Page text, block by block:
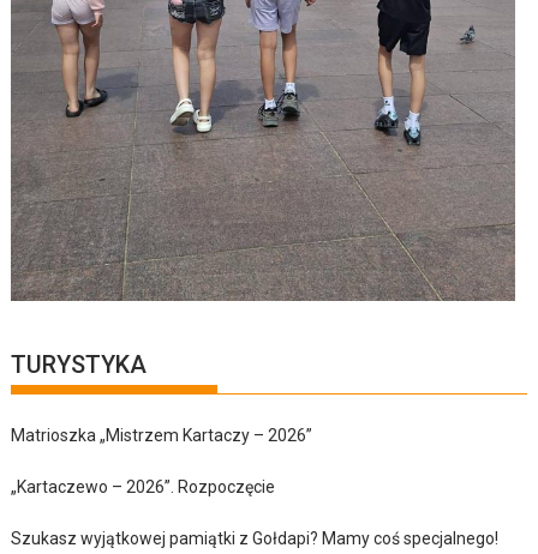
TURYSTYKA
Matrioszka „Mistrzem Kartaczy – 2026”
„Kartaczewo – 2026”. Rozpoczęcie
Szukasz wyjątkowej pamiątki z Gołdapi? Mamy coś specjalnego!